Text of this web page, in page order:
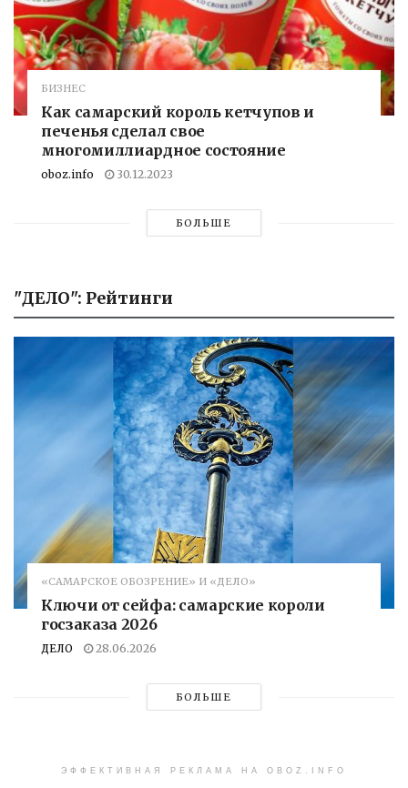
БИЗНЕС
Как самарский король кетчупов и
печенья сделал свое
многомиллиардное состояние
oboz.info 30.12.2023
БОЛЬШЕ
"ДЕЛО": Рейтинги
«САМАРСКОЕ ОБОЗРЕНИЕ» И «ДЕЛО»
Ключи от сейфа: самарские короли
госзаказа 2026
ДЕЛО 28.06.2026
БОЛЬШЕ
ЭФФЕКТИВНАЯ РЕКЛАМА НА OBOZ.INFO